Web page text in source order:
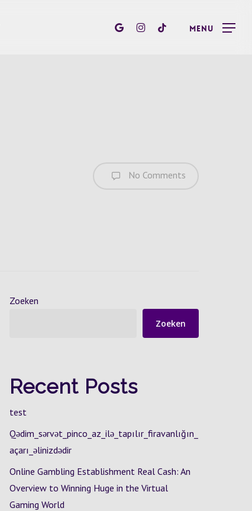
google-instagram
tiktok Menu
No Comments
Zoeken
Zoeken
Recent Posts
test
Qədim_sərvət_pinco_az_ilə_tapılır_firavanlığın_
açarı_əlinizdədir
Online Gambling Establishment Real Cash: An
Overview to Winning Huge in the Virtual
Gaming World